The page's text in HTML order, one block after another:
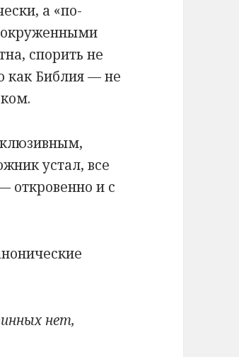
а «по-
спорить не
как Библия — не
устал, все
откровенно и с
нет,